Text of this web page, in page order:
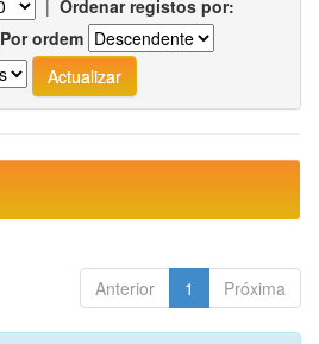
| Ordenar registos por:
Por ordem
Anterior 1 Próxima